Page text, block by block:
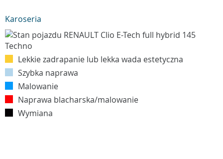
Karoseria
Lekkie zadrapanie lub lekka wada estetyczna
Szybka naprawa
Malowanie
Naprawa blacharska/malowanie
Wymiana